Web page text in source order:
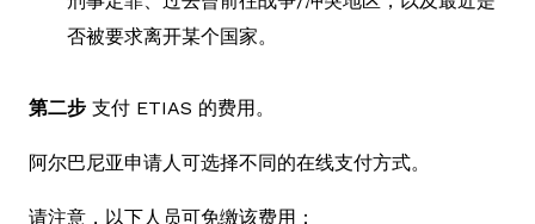
否被要求离开某个国家。
第二步 支付 ETIAS 的费用。
阿尔巴尼亚申请人可选择不同的在线支付方式。
请注意，以下人员可免缴该费用：